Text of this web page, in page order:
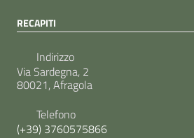
RECAPITI
Indirizzo
Via Sardegna, 2
80021, Afragola
Telefono
(+39) 3760575866